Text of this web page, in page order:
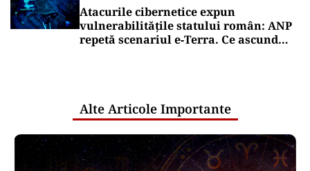
Atacurile cibernetice expun
vulnerabilitățile statului român: ANP
repetă scenariul e‑Terra. Ce ascund
Alte Articole Importante